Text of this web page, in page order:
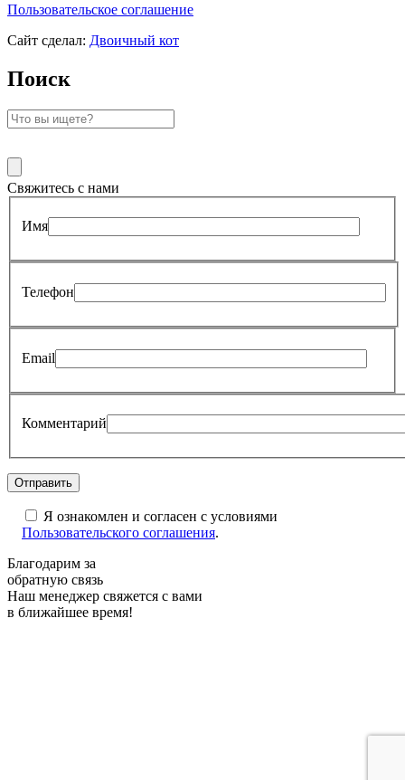
Пользовательское соглашение
Сайт сделал: Двоичный кот
Поиск
Свяжитесь с нами
Имя
Телефон
Email
Комментарий
Я ознакомлен и согласен с условиями
Пользовательского соглашения.
Благодарим за
обратную связь
Наш менеджер свяжется с вами
в ближайшее время!